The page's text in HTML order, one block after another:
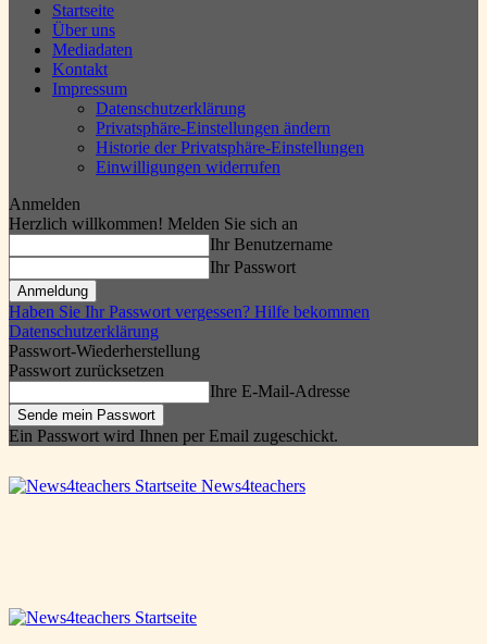
Startseite
Über uns
Mediadaten
Kontakt
Impressum
Datenschutzerklärung
Privatsphäre-Einstellungen ändern
Historie der Privatsphäre-Einstellungen
Einwilligungen widerrufen
Anmelden
Herzlich willkommen! Melden Sie sich an
Ihr Benutzername
Ihr Passwort
Haben Sie Ihr Passwort vergessen? Hilfe bekommen
Datenschutzerklärung
Passwort-Wiederherstellung
Passwort zurücksetzen
Ihre E-Mail-Adresse
Ein Passwort wird Ihnen per Email zugeschickt.
News4teachers